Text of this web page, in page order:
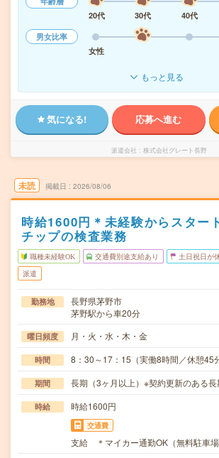
20代
30代 40代
男女比率
女性
もっと見る
気になる! 応募へ進む
派遣会社 株式会社グレート長野
未読 掲載日 2026/08/06
時給1600円＊未経験からスター
チップの検査業務
職種未経験OK 交通費別途支給あり 土日祝日が
派遣
勤務地
長野県茅野市
茅野駅から車20分
曜日頻度 月・火・水・木・金
時間 8：30～17：15（実働8時間／休憩45
期間 長期（3ヶ月以上）※契約更新のある
時給 時給1600円
交通費
支給 ＊マイカー通勤OK（無料駐車場